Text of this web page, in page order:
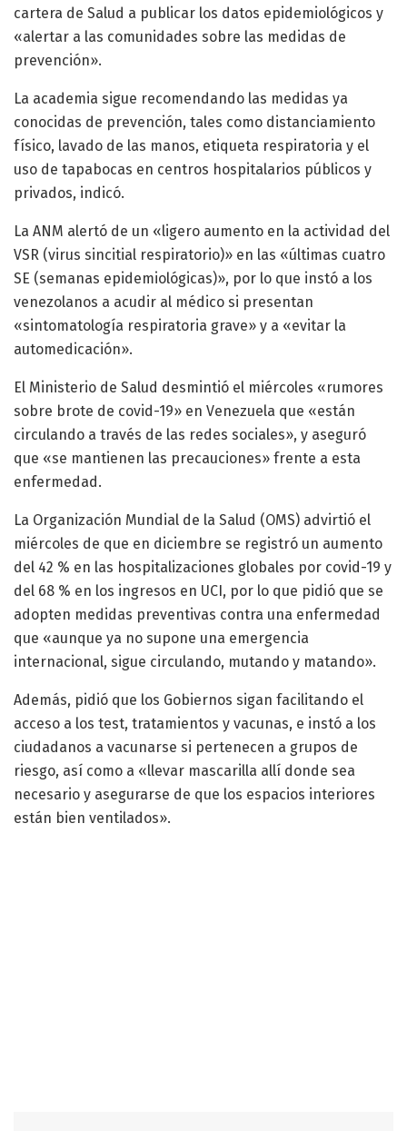
cartera de Salud a publicar los datos epidemiológicos y
«alertar a las comunidades sobre las medidas de
prevención».
La academia sigue recomendando las medidas ya
conocidas de prevención, tales como distanciamiento
físico, lavado de las manos, etiqueta respiratoria y el
uso de tapabocas en centros hospitalarios públicos y
privados, indicó.
La ANM alertó de un «ligero aumento en la actividad del
VSR (virus sincitial respiratorio)» en las «últimas cuatro
SE (semanas epidemiológicas)», por lo que instó a los
venezolanos a acudir al médico si presentan
«sintomatología respiratoria grave» y a «evitar la
automedicación».
El Ministerio de Salud desmintió el miércoles «rumores
sobre brote de covid-19» en Venezuela que «están
circulando a través de las redes sociales», y aseguró
que «se mantienen las precauciones» frente a esta
enfermedad.
La Organización Mundial de la Salud (OMS) advirtió el
miércoles de que en diciembre se registró un aumento
del 42 % en las hospitalizaciones globales por covid-19 y
del 68 % en los ingresos en UCI, por lo que pidió que se
adopten medidas preventivas contra una enfermedad
que «aunque ya no supone una emergencia
internacional, sigue circulando, mutando y matando».
Además, pidió que los Gobiernos sigan facilitando el
acceso a los test, tratamientos y vacunas, e instó a los
ciudadanos a vacunarse si pertenecen a grupos de
riesgo, así como a «llevar mascarilla allí donde sea
necesario y asegurarse de que los espacios interiores
están bien ventilados».